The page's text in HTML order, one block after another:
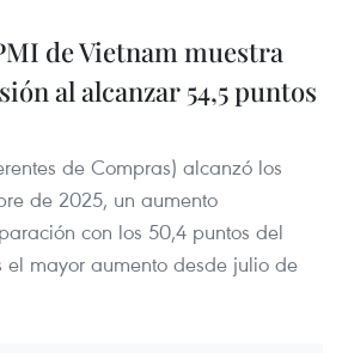
de Vietnam muestra
al alcanzar 54,5 puntos
de Compras) alcanzó los
de 2025, un aumento
con los 50,4 puntos del
el mayor aumento desde julio de